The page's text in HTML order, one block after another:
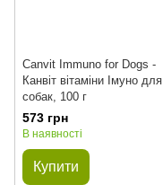
Canvit Immuno for Dogs -
Канвіт вітаміни Імуно для
собак, 100 г
573 грн
В наявності
Купити